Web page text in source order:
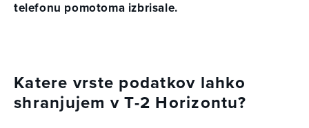
telefonu pomotoma izbrisale.
Katere vrste podatkov lahko
shranjujem v T-2 Horizontu?